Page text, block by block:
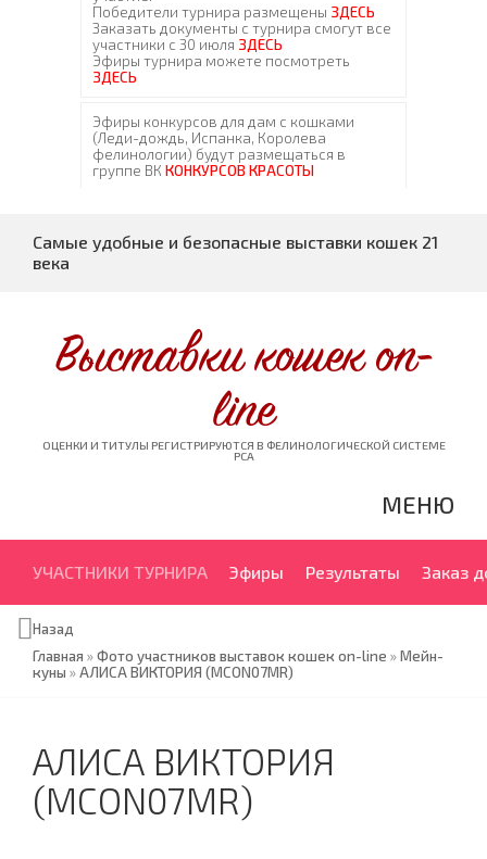
Самые удобные и безопасные выставки кошек 21
века
Выставки кошек on-
line
ОЦЕНКИ И ТИТУЛЫ РЕГИСТРИРУЮТСЯ В ФЕЛИНОЛОГИЧЕСКОЙ СИСТЕМЕ
PCA
МЕНЮ
УЧАСТНИКИ ТУРНИРА Эфиры Результаты Заказ
Назад
Главная »Фото участников выставок кошек on-line »Мейн-
куны »АЛИСА ВИКТОРИЯ (MCON07MR)
АЛИСА ВИКТОРИЯ
(MCON07MR)